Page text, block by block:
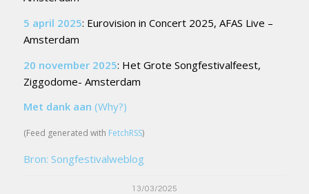
5 april 2025: Eurovision in Concert 2025, AFAS Live –
Amsterdam
20 november 2025: Het Grote Songfestivalfeest,
Ziggodome- Amsterdam
Met dank aan (Why?)
(Feed generated with FetchRSS)
Bron: Songfestivalweblog
13/03/2025